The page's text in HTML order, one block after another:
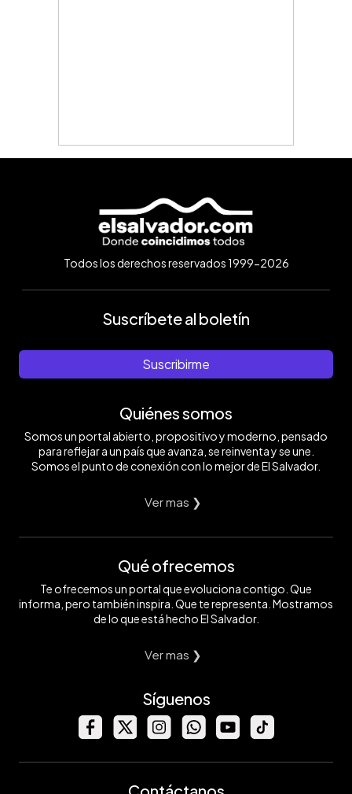
Todos los derechos reservados 1999-2026
Suscríbete al boletín
Suscribirme
Quiénes somos
Somos un portal abierto, propositivo y moderno, pensado
para reflejar a un país que avanza, se reinventa y se une.
Somos el punto de conexión con lo mejor de El Salvador.
Ver mas ❯
Qué ofrecemos
Te ofrecemos un portal que evoluciona contigo. Que
informa, pero también inspira. Que te representa. Mostramos
de lo que está hecho El Salvador.
Ver mas ❯
Síguenos